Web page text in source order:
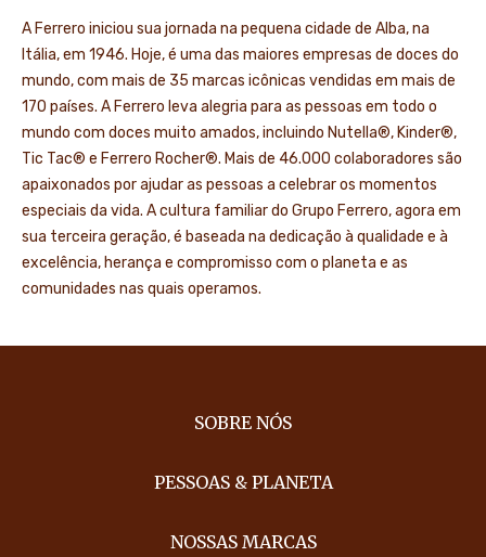
A Ferrero iniciou sua jornada na pequena cidade de Alba, na
Itália, em 1946. Hoje, é uma das maiores empresas de doces do
mundo, com mais de 35 marcas icônicas vendidas em mais de
170 países. A Ferrero leva alegria para as pessoas em todo o
mundo com doces muito amados, incluindo Nutella®, Kinder®,
Tic Tac® e Ferrero Rocher®. Mais de 46.000 colaboradores são
apaixonados por ajudar as pessoas a celebrar os momentos
especiais da vida. A cultura familiar do Grupo Ferrero, agora em
sua terceira geração, é baseada na dedicação à qualidade e à
excelência, herança e compromisso com o planeta e as
comunidades nas quais operamos.
SOBRE NÓS
PESSOAS & PLANETA
NOSSAS MARCAS